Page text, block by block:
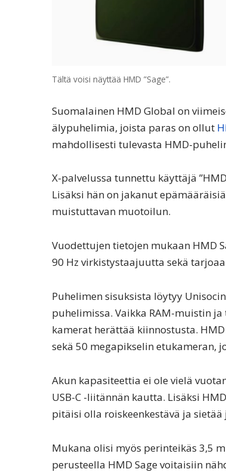
Tältä voisi näyttää HMD ”Sage”.
Suomalainen HMD Global on
älypuhelimia, joista paras on ollut
mahdollisesti tulevasta HMD-
X-palvelussa tunnettu käyttäjä
Lisäksi hän on jakanut
muistuttavan muotoilun.
Vuodettujen tietojen mukaan HMD
90 Hz virkistystaajuutta sekä
Puhelimen sisuksista löytyy
puhelimissa. Vaikka RAM-muistin
kamerat herättää kiinnostusta.
sekä 50 megapikselin etukameran,
Akun kapasiteettia ei ole vielä
USB-C -liitännän kautta. Lisäksi
pitäisi olla roiskeenkestävä ja
Mukana olisi myös perinteikäs 3,5
perusteella HMD Sage voitaisiin